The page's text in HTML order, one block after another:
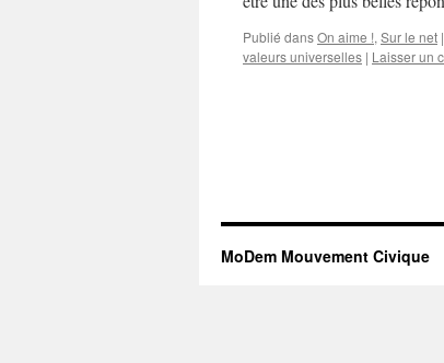
Publié dansOn aime !, Sur le net |
valeurs universelles | Laisser un
MoDem Mouvement Civique